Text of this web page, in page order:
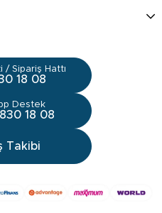
/ Sipariş Hattı
18 08
Destek
18 08
Takibi